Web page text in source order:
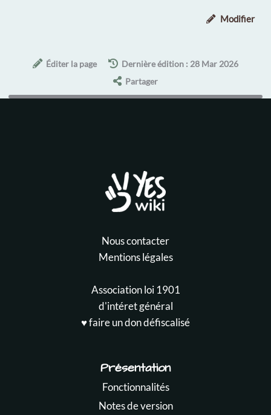
Modifier
Éditer la page
Dernière édition : 28 Mar 2026
Partager
Nous contacter
Mentions légales
Association loi 1901
d'intéret général
♥️ faire un don défiscalisé
Présentation
Fonctionnalités
Notes de version